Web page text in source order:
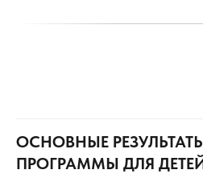
ОСНОВНЫЕ
ПРОГРАММЫ ДЛЯ ДЕТЕЙ